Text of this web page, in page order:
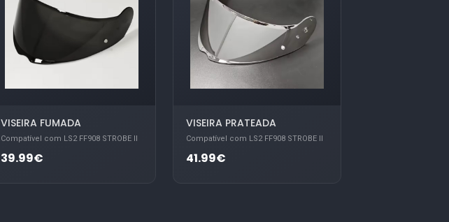
VISEIRA FUMADA
Compatível com LS2 FF908 STROBE II
39.99€
VISEIRA PRATEADA
Compatível com LS2 FF908 STROBE II
41.99€